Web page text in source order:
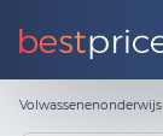
Volwassenenonderwijs